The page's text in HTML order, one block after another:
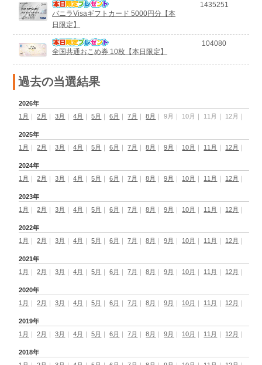
バニラVisaギフトカード 5000円分【本
日限定】
1435251
全国共通おこめ券 10枚【本日限定】
104080
過去の当選結果
2026年
1月
｜2月 ｜3月 ｜4月 ｜5月 ｜6月 ｜7月 ｜8月 ｜9月 10月 11月 12月
2025年
1月
｜2月 ｜3月 ｜4月 ｜5月 ｜6月 ｜7月 ｜8月 ｜9月 10月 11月 12月
2024年
1月
｜2月 ｜3月 ｜4月 ｜5月 ｜6月 ｜7月 ｜8月 ｜9月 10月 11月 12月
2023年
1月
｜2月 ｜3月 ｜4月 ｜5月 ｜6月 ｜7月 ｜8月 ｜9月 10月 11月 12月
2022年
1月
｜2月 ｜3月 ｜4月 ｜5月 ｜6月 ｜7月 ｜8月 ｜9月 10月 11月 12月
2021年
1月
｜2月 ｜3月 ｜4月 ｜5月 ｜6月 ｜7月 ｜8月 ｜9月 10月 11月 12月
2020年
1月
｜2月 ｜3月 ｜4月 ｜5月 ｜6月 ｜7月 ｜8月 ｜9月 10月 11月 12月
2019年
1月
｜2月 ｜3月 ｜4月 ｜5月 ｜6月 ｜7月 ｜8月 ｜9月 10月 11月 12月
2018年